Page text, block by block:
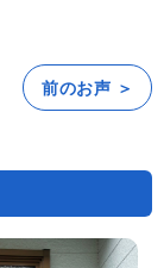
前のお声 ＞